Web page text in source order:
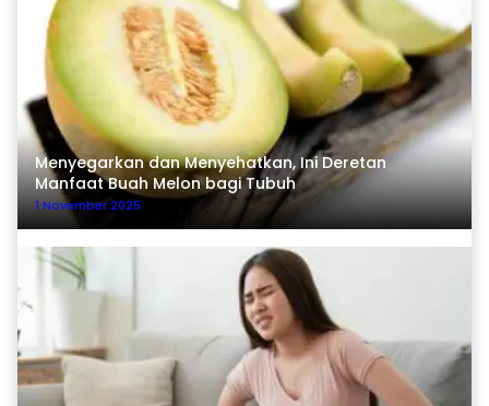
Menyegarkan dan Menyehatkan, Ini Deretan
Manfaat Buah Melon bagi Tubuh
1 November 2025